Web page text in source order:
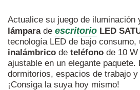
Actualice su juego de iluminación
lámparade escritorio LED
tecnología LED de bajo consumo,
inalámbrico de teléfono de 10
ajustable en un elegante paquete.
dormitorios, espacios de trabajo
¡Consiga la suya hoy mismo!